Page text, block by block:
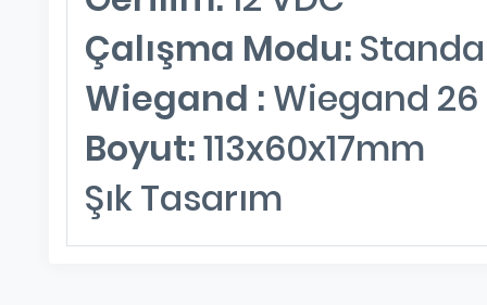
Çalışma Modu:
Wiegand : Wiegand 26
Boyut:113x60x17mm
Şık Tasarım